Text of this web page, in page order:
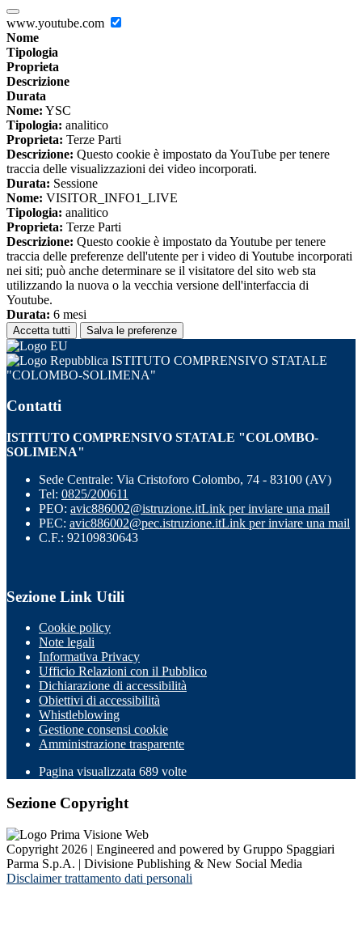
www.youtube.com
Nome
Tipologia
Proprieta
Descrizione
Durata
Nome: YSC
Tipologia: analitico
Proprieta: Terze Parti
Descrizione: Questo cookie è impostato da YouTube per tenere
traccia delle visualizzazioni dei video incorporati.
Durata: Sessione
Nome: VISITOR_INFO1_LIVE
Tipologia: analitico
Proprieta: Terze Parti
Descrizione: Questo cookie è impostato da Youtube per tenere
traccia delle preferenze dell'utente per i video di Youtube incorporati
nei siti; può anche determinare se il visitatore del sito web sta
utilizzando la nuova o la vecchia versione dell'interfaccia di
Youtube.
Durata: 6 mesi
Accetta tutti Salva le preferenze
ISTITUTO COMPRENSIVO STATALE
"COLOMBO-SOLIMENA"
Contatti
ISTITUTO COMPRENSIVO STATALE "COLOMBO-
SOLIMENA"
Sede Centrale: Via Cristoforo Colombo, 74 - 83100 (AV)
Tel: 0825/200611
PEO: avic886002@istruzione.itLink per inviare una mail
PEC: avic886002@pec.istruzione.itLink per inviare una mail
C.F.: 92109830643
Sezione Link Utili
Cookie policy
Note legali
Informativa Privacy
Ufficio Relazioni con il Pubblico
Dichiarazione di accessibilità
Obiettivi di accessibilità
Whistleblowing
Gestione consensi cookie
Amministrazione trasparente
Pagina visualizzata 689 volte
Sezione Copyright
Copyright 2026 | Engineered and powered by Gruppo Spaggiari
Parma S.p.A. | Divisione Publishing & New Social Media
Disclaimer trattamento dati personali